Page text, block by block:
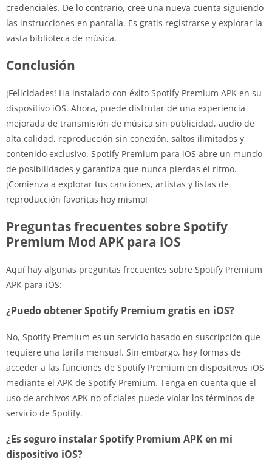
credenciales. De lo contrario, cree una nueva cuenta siguiendo
las instrucciones en pantalla. Es gratis registrarse y explorar la
vasta biblioteca de música.
Conclusión
¡Felicidades! Ha instalado con éxito Spotify Premium APK en su
dispositivo iOS. Ahora, puede disfrutar de una experiencia
mejorada de transmisión de música sin publicidad, audio de
alta calidad, reproducción sin conexión, saltos ilimitados y
contenido exclusivo. Spotify Premium para iOS abre un mundo
de posibilidades y garantiza que nunca pierdas el ritmo.
¡Comienza a explorar tus canciones, artistas y listas de
reproducción favoritas hoy mismo!
Preguntas frecuentes sobre Spotify
Premium Mod APK para iOS
Aquí hay algunas preguntas frecuentes sobre Spotify Premium
APK para iOS:
¿Puedo obtener Spotify Premium gratis en iOS?
No, Spotify Premium es un servicio basado en suscripción que
requiere una tarifa mensual. Sin embargo, hay formas de
acceder a las funciones de Spotify Premium en dispositivos iOS
mediante el APK de Spotify Premium. Tenga en cuenta que el
uso de archivos APK no oficiales puede violar los términos de
servicio de Spotify.
¿Es seguro instalar Spotify Premium APK en mi
dispositivo iOS?